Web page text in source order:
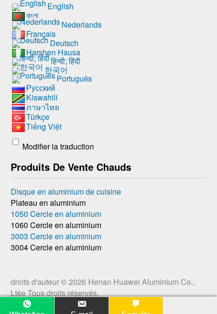
English
বাংলা
Nederlands
Français
Deutsch
Harshen Hausa
हिन्दी; हिंदी
한국어
Português
Русский
Kiswahili
ภาษาไทย
Türkçe
Tiếng Việt
Modifier la traduction
Produits De Vente Chauds
Disque en aluminium de cuisine
Plateau en aluminium
1050 Cercle en aluminium
1060 Cercle en aluminium
3003 Cercle en aluminium
3004 Cercle en aluminium
droits d'auteur © 2026 Henan Huawei Aluminium Co.,
LtéeTous droits réservés.